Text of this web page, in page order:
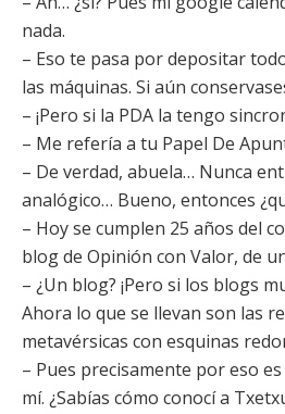
nada.
– Eso te pasa por depositar
las máquinas. Si aún
– ¡Pero si la PDA la tengo
– Me refería a tu Papel De
– De verdad, abuela… Nunca
analógico… Bueno, entonces
– Hoy se cumplen 25 años del
blog de Opinión con Valor, de
– ¿Un blog? ¡Pero si los blogs
Ahora lo que se llevan son las
metavérsicas con esquinas
– Pues precisamente por eso
mí. ¿Sabías cómo conocí a